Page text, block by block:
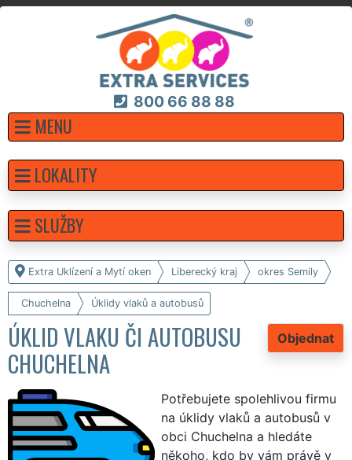
800 66 88 88
MENU
Extra Uklízení a Mytí oken Liberecký kraj okres Semily
Chuchelna Úklidy vlaků a autobusů
Objednat
ÚKLID VLAKU ČI AUTOBUSU
CHUCHELNA
Potřebujete spolehlivou firmu
na úklidy vlaků a autobusů v
obci Chuchelna a hledáte
někoho, kdo by vám právě v
LOKALITY
SLUŽBY